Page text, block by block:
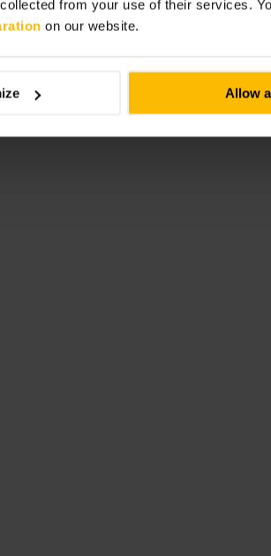
from your use of their services.
on our website.
Allow